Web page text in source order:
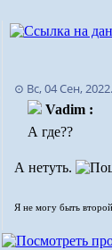
⊙ Вс, 04 Сен,
Vadim :
А где??
А нетуть.
Я не могу быть